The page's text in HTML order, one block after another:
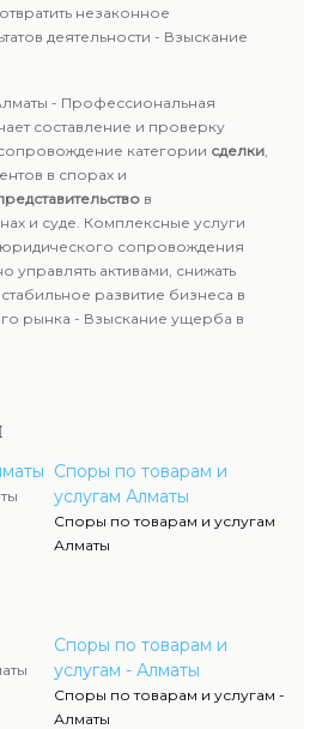
незаконное
деятельности - Взыскание
- Профессиональная
составление и проверку
категории сделки,
в спорах и
в
и суде. Комплексные услуги
сопровождения
управлять активами, снижать
развитие бизнеса в
рынка - Взыскание ущерба в
Споры по товарам и
услугам Алматы
Споры по товарам и услугам
Алматы
Споры по товарам и
услугам - Алматы
Споры по товарам и услугам -
Алматы